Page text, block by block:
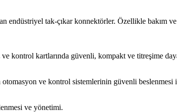
endüstriyel tak-çıkar konnektörler. Özellikle bakım
kontrol kartlarında güvenli, kompakt ve titreşime
ve kontrol sistemlerinin güvenli
ve yönetimi.